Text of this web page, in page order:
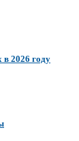
в 2026 году